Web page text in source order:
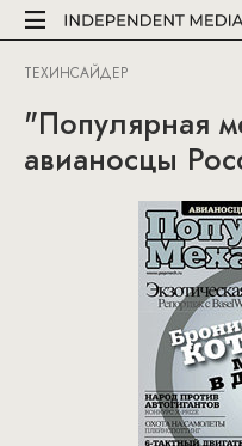
ТЕХИНСАЙДЕР
"Популярная
авианосцы